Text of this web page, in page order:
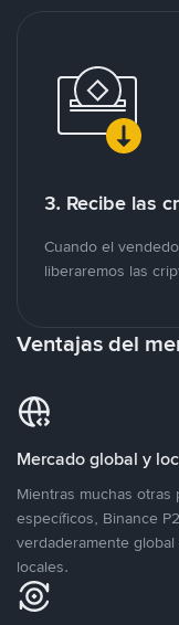
3. Recibe las
Cuando el
liberaremos las
Ventajas del
Mercado global y
Mientras muchas otras
específicos, Binance
verdaderamente
locales.